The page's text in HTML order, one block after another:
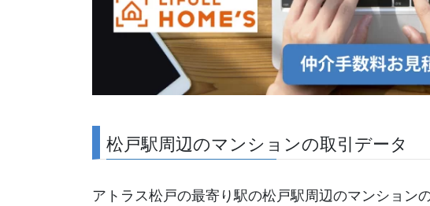
松戸駅周辺のマンションの取引データ
アトラス松戸の最寄り駅の松戸駅周辺のマンション